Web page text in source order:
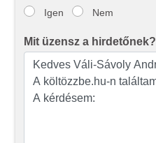
Igen Nem
Mit üzensz a hirdetőnek?